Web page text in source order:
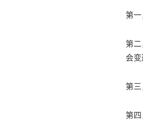
第
第
会变
第
第四